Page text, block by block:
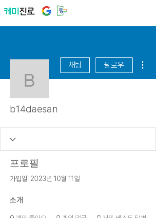
b14daesan
채팅 팔로우
b14daesan
프로필
가입일: 2023년 10월 11일
소개